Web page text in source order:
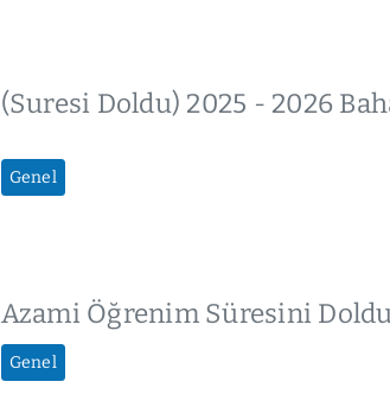
(Suresi Doldu) 2025 - 2026
Genel
Azami Öğrenim Süresini
Genel